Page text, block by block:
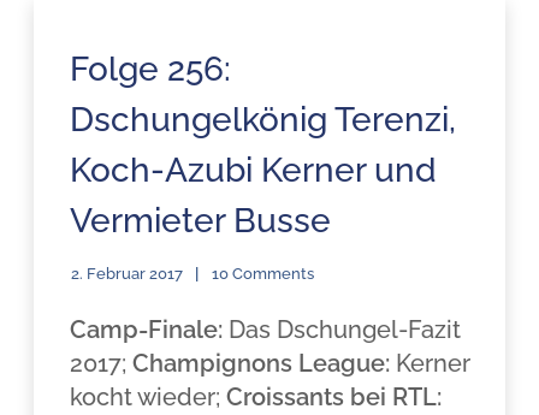
Folge 256:
Dschungelkönig Terenzi,
Koch-Azubi Kerner und
Vermieter Busse
2. Februar 2017 10 Comments
Camp-Finale: Das Dschungel-Fazit
2017;Champignons League: Kerner
kocht wieder;Croissants bei RTL: